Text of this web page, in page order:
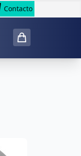
Contacto